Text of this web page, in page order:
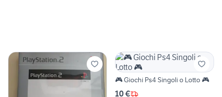
🎮 Giochi Ps4 Singoli o Lotto 🎮
10 €